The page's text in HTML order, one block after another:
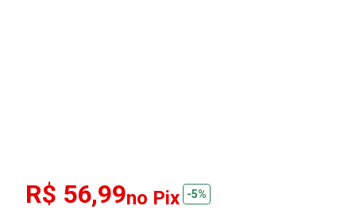
R$ 56,99no Pix
-5%